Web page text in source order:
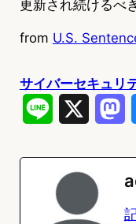
更新され続けるべ
from U.S.
サイバーセキュリ
e